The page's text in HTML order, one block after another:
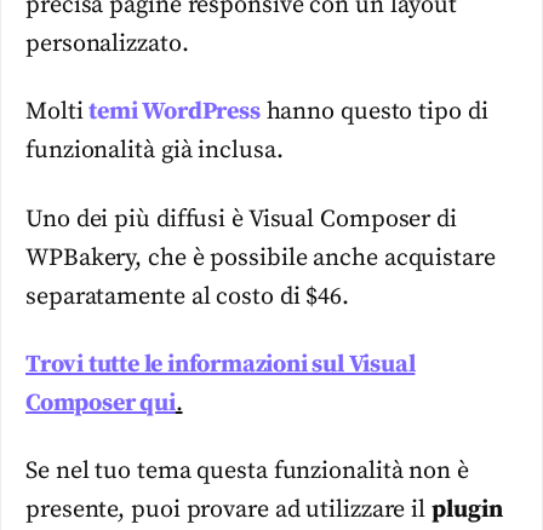
personalizzato.
Moltitemi WordPresshanno questo tipo di
funzionalità già inclusa.
Uno dei più diffusi è Visual Composer di
WPBakery, che è possibile anche acquistare
separatamente al costo di $46.
Trovi tutte le informazioni sul Visual
Composer qui.
Se nel tuo tema questa funzionalità non è
presente, puoi provare ad utilizzare il plugin